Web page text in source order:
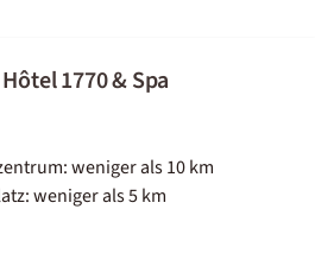
1770 & Spa
weniger als 10 km
weniger als 5 km